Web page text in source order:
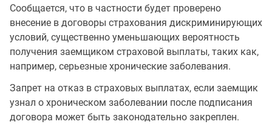
Сообщается, что в частности будет проверено
внесение в договоры страхования дискриминирующих
условий, существенно уменьшающих вероятность
получения заемщиком страховой выплаты, таких как,
например, серьезные хронические заболевания.
Запрет на отказ в страховых выплатах, если заемщик
узнал о хроническом заболевании после подписания
договора может быть законодательно закреплен.